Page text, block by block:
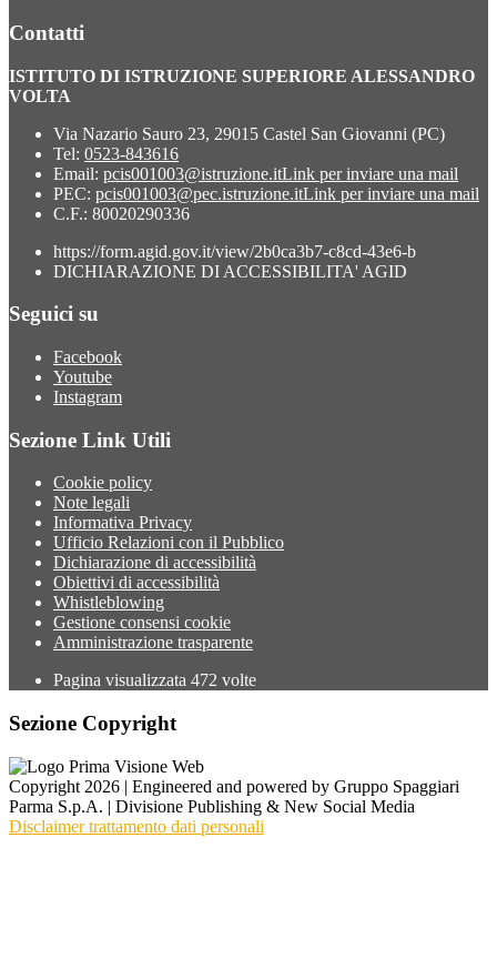
Contatti
ISTITUTO DI ISTRUZIONE SUPERIORE ALESSANDRO
VOLTA
Via Nazario Sauro 23, 29015 Castel San Giovanni (PC)
Tel: 0523-843616
Email: pcis001003@istruzione.itLink per inviare una mail
PEC: pcis001003@pec.istruzione.itLink per inviare una mail
C.F.: 80020290336
https://form.agid.gov.it/view/2b0ca3b7-c8cd-43e6-b
DICHIARAZIONE DI ACCESSIBILITA' AGID
Seguici su
Facebook
Youtube
Instagram
Sezione Link Utili
Cookie policy
Note legali
Informativa Privacy
Ufficio Relazioni con il Pubblico
Dichiarazione di accessibilità
Obiettivi di accessibilità
Whistleblowing
Gestione consensi cookie
Amministrazione trasparente
Pagina visualizzata 472 volte
Sezione Copyright
Copyright 2026 | Engineered and powered by Gruppo Spaggiari
Parma S.p.A. | Divisione Publishing & New Social Media
Disclaimer trattamento dati personali